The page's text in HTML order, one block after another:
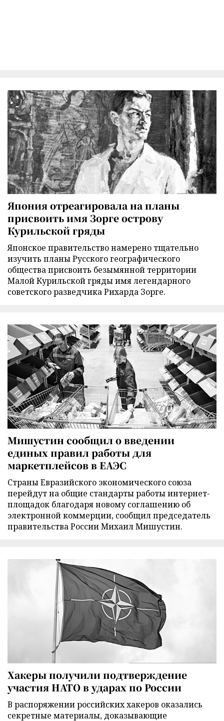
Япония отреагировала на планы
присвоить имя Зорге острову
Курильской гряды
Японское правительство намерено тщательно
изучить планы Русского географического
общества присвоить безымянной территории
Малой Курильской гряды имя легендарного
советского разведчика Рихарда Зорге.
Мишустин сообщил о введении
единых правил работы для
маркетплейсов в ЕАЭС
Страны Евразийского экономического союза
перейдут на общие стандарты работы интернет-
площадок благодаря новому соглашению об
электронной коммерции, сообщил председатель
правительства России Михаил Мишустин.
Хакеры получили подтверждение
участия НАТО в ударах по России
В распоряжении российских хакеров оказались
секретные материалы, доказывающие